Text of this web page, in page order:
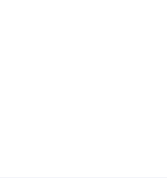
Media